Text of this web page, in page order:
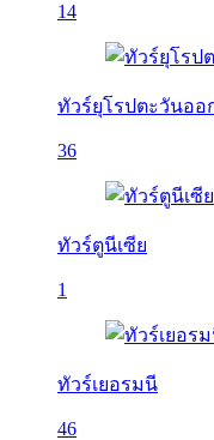
14
ทัวร์ยุโรปตะวันออ
36
ทัวร์ตูนีเซีย
1
ทัวร์เยอรมนี
46